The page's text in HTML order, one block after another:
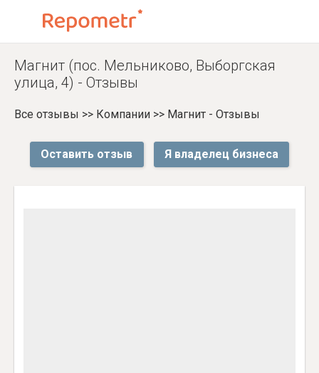
Магнит (пос. Мельниково, Выборгская
улица, 4) - Отзывы
Все отзывы >> Компании >> Магнит - Отзывы
Оставить отзыв Я владелец бизнеса